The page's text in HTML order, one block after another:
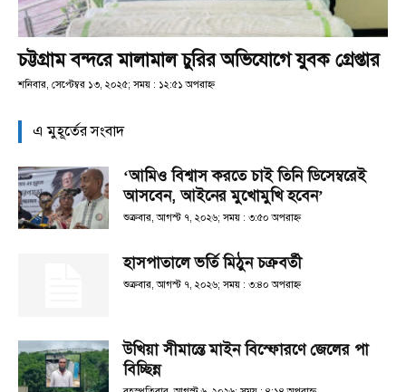
চট্টগ্রাম বন্দরে মালামাল চুরির অভিযোগে যুবক গ্রেপ্তার
শনিবার, সেপ্টেম্বর ১৩, ২০২৫; সময় : ১২:৫১ অপরাহ্ণ
এ মুহূর্তের সংবাদ
‘আমিও বিশ্বাস করতে চাই তিনি ডিসেম্বরেই
আসবেন, আইনের মুখোমুখি হবেন’
শুক্রবার, আগস্ট ৭, ২০২৬; সময় : ৩:৫০ অপরাহ্ণ
হাসপাতালে ভর্তি মিঠুন চক্রবর্তী
শুক্রবার, আগস্ট ৭, ২০২৬; সময় : ৩:৪০ অপরাহ্ণ
উখিয়া সীমান্তে মাইন বিস্ফোরণে জেলের পা
বিচ্ছিন্ন